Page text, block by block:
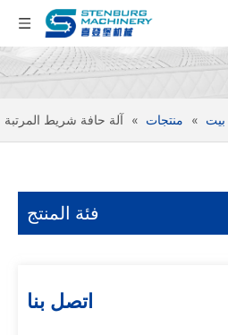
بيت » منتجات » آلة حافة شريط المرتبة
فئة المنتج
اتصل بنا